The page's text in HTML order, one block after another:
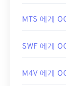
실행됩니다.
어 플레이어
을 제공하는
AutoGK
이어입니다.
로그램을 통
모바일 기기
MTS 에게
SWF 에게
M4V 에게